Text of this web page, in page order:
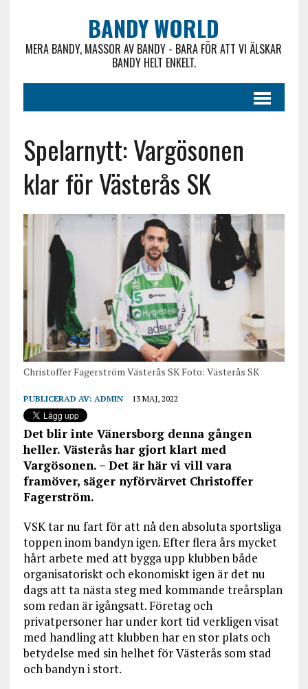
BANDY WORLD
MERA BANDY, MASSOR AV BANDY - BARA FÖR ATT VI ÄLSKAR
BANDY HELT ENKELT.
Spelarnytt: Vargösonen
klar för Västerås SK
Christoffer Fagerström Västerås SK Foto: Västerås SK
PUBLICERAD AV: ADMIN 13 MAJ, 2022
Det blir inte Vänersborg denna gången
heller. Västerås har gjort klart med
Vargösonen. – Det är här vi vill vara
framöver, säger nyförvärvet Christoffer
Fagerström.
VSK tar nu fart för att nå den absoluta sportsliga
toppen inom bandyn igen. Efter flera års mycket
hårt arbete med att bygga upp klubben både
organisatoriskt och ekonomiskt igen är det nu
dags att ta nästa steg med kommande treårsplan
som redan är igångsatt. Företag och
privatpersoner har under kort tid verkligen visat
med handling att klubben har en stor plats och
betydelse med sin helhet för Västerås som stad
och bandyn i stort.